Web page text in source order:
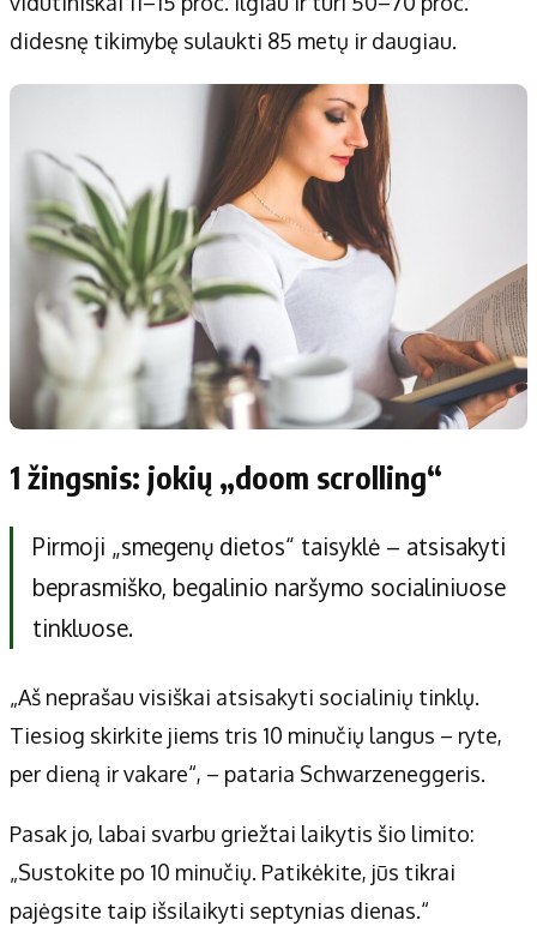
didesnę tikimybę sulaukti 85 metų ir daugiau.
1 žingsnis: jokių „doom scrolling“
Pirmoji „smegenų dietos“ taisyklė – atsisakyti
beprasmiško, begalinio naršymo socialiniuose
tinkluose.
„Aš neprašau visiškai atsisakyti socialinių tinklų.
Tiesiog skirkite jiems tris 10 minučių langus – ryte,
per dieną ir vakare“, – pataria Schwarzeneggeris.
Pasak jo, labai svarbu griežtai laikytis šio limito:
„Sustokite po 10 minučių. Patikėkite, jūs tikrai
pajėgsite taip išsilaikyti septynias dienas.“